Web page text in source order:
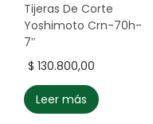
Tijeras De Corte
Yoshimoto Crn-70h-
7″
$ 130.800,00
Leer más